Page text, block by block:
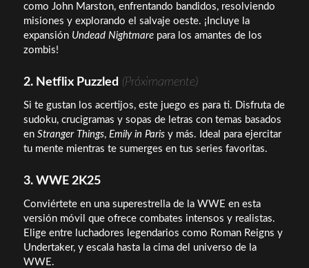
como John Marston, enfrentando bandidos, resolviendo
misiones y explorando el salvaje oeste. ¡Incluye la
expansión Undead Nightmarepara los amantes de los
zombis!
2. Netflix Puzzled (Próximamente)
Si te gustan los acertijos, este juego es para ti. Disfruta de
sudoku, crucigramas y sopas de letras con temas basados
en Stranger Things, Emily in Parisy más. Ideal para ejercitar
tu mente mientras te sumerges en tus series favoritas.
3. WWE 2K25
Conviértete en una superestrella de la WWE en esta
versión móvil que ofrece combates intensos y realistas.
Elige entre luchadores legendarios como Roman Reigns y
Undertaker, y escala hasta la cima del universo de la
WWE.